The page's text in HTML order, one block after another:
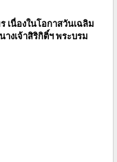
เนื่องในโอกาสวันเฉลิม
งเจ้าสิริกิติ์ฯ พระบรม